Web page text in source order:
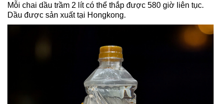
Mỗi chai dầu trầm 2 lít có thể thắp được 580 giờ liên tục.
Dầu được sản xuất tại Hongkong.